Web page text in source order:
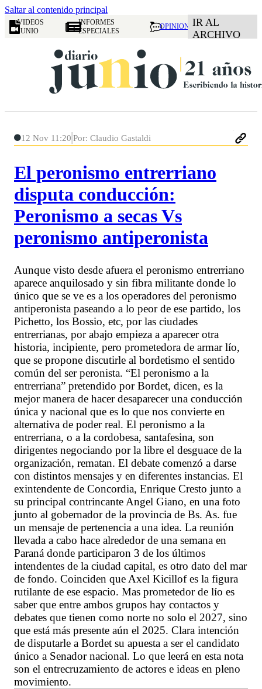
Saltar al contenido principal
VIDEOS
JUNIO
INFORMES
ESPECIALES
OPINION IR AL
ARCHIVO
12 Nov 11:20 Por: Claudio Gastaldi
El peronismo entrerriano
disputa conducción:
Peronismo a secas Vs
peronismo antiperonista
Aunque visto desde afuera el peronismo entrerriano
aparece anquilosado y sin fibra militante donde lo
único que se ve es a los operadores del peronismo
antiperonista paseando a lo peor de ese partido, los
Pichetto, los Bossio, etc, por las ciudades
entrerrianas, por abajo empieza a aparecer otra
historia, incipiente, pero prometedora de armar lío,
que se propone discutirle al bordetismo el sentido
común del ser peronista. “El peronismo a la
entrerriana” pretendido por Bordet, dicen, es la
mejor manera de hacer desaparecer una conducción
única y nacional que es lo que nos convierte en
alternativa de poder real. El peronismo a la
entrerriana, o a la cordobesa, santafesina, son
dirigentes negociando por la libre el desguace de la
organización, rematan. El debate comenzó a darse
con distintos mensajes y en diferentes instancias. El
exintendente de Concordia, Enrique Cresto junto a
su principal contrincante Angel Giano, en una foto
junto al gobernador de la provincia de Bs. As. fue
un mensaje de pertenencia a una idea. La reunión
llevada a cabo hace alrededor de una semana en
Paraná donde participaron 3 de los últimos
intendentes de la ciudad capital, es otro dato del mar
de fondo. Coinciden que Axel Kicillof es la figura
rutilante de ese espacio. Mas prometedor de lío es
saber que entre ambos grupos hay contactos y
debates que tienen como norte no solo el 2027, sino
que está más presente aún el 2025. Clara intención
de disputarle a Bordet su apuesta a ser el candidato
único a Senador nacional. Lo que leerá en esta nota
son el entrecruzamiento de actores e ideas en pleno
movimiento.